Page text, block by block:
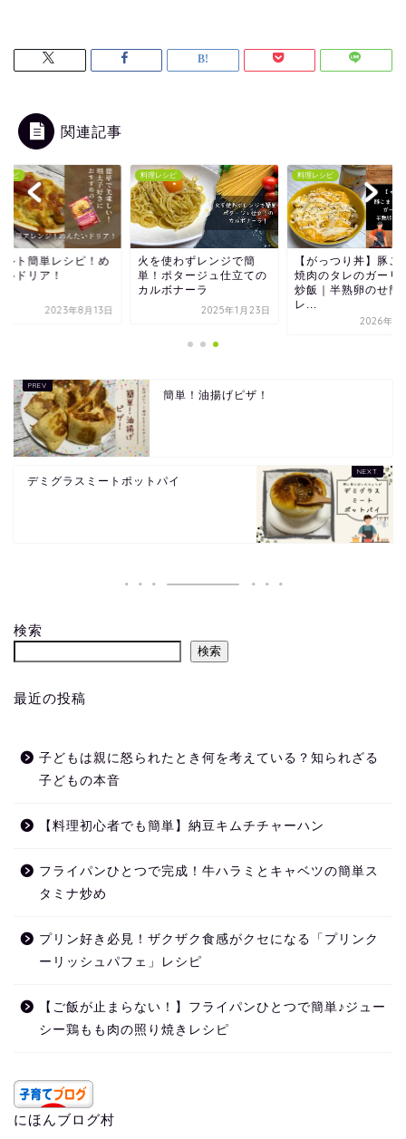
関連記事
シピ
ルト簡単レシピ！め
いドリア！
2023年8月13日
料理レシピ
火を使わずレンジで簡
単！ポタージュ仕立ての
カルボナーラ
2025年1月23日
料理レシピ
【がっつり丼】豚こ
焼肉のタレのガーリ
炒飯｜半熟卵のせ簡
レ...
2026年1
簡単！油揚げピザ！
デミグラスミートポットパイ
検索
検索
最近の投稿
子どもは親に怒られたとき何を考えている？知られざる
子どもの本音
【料理初心者でも簡単】納豆キムチチャーハン
フライパンひとつで完成！牛ハラミとキャベツの簡単ス
タミナ炒め
プリン好き必見！ザクザク食感がクセになる「プリンク
ーリッシュパフェ」レシピ
【ご飯が止まらない！】フライパンひとつで簡単♪ジュー
シー鶏もも肉の照り焼きレシピ
にほんブログ村